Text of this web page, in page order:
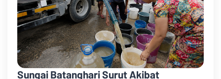
Sungai Batanghari Surut Akibat